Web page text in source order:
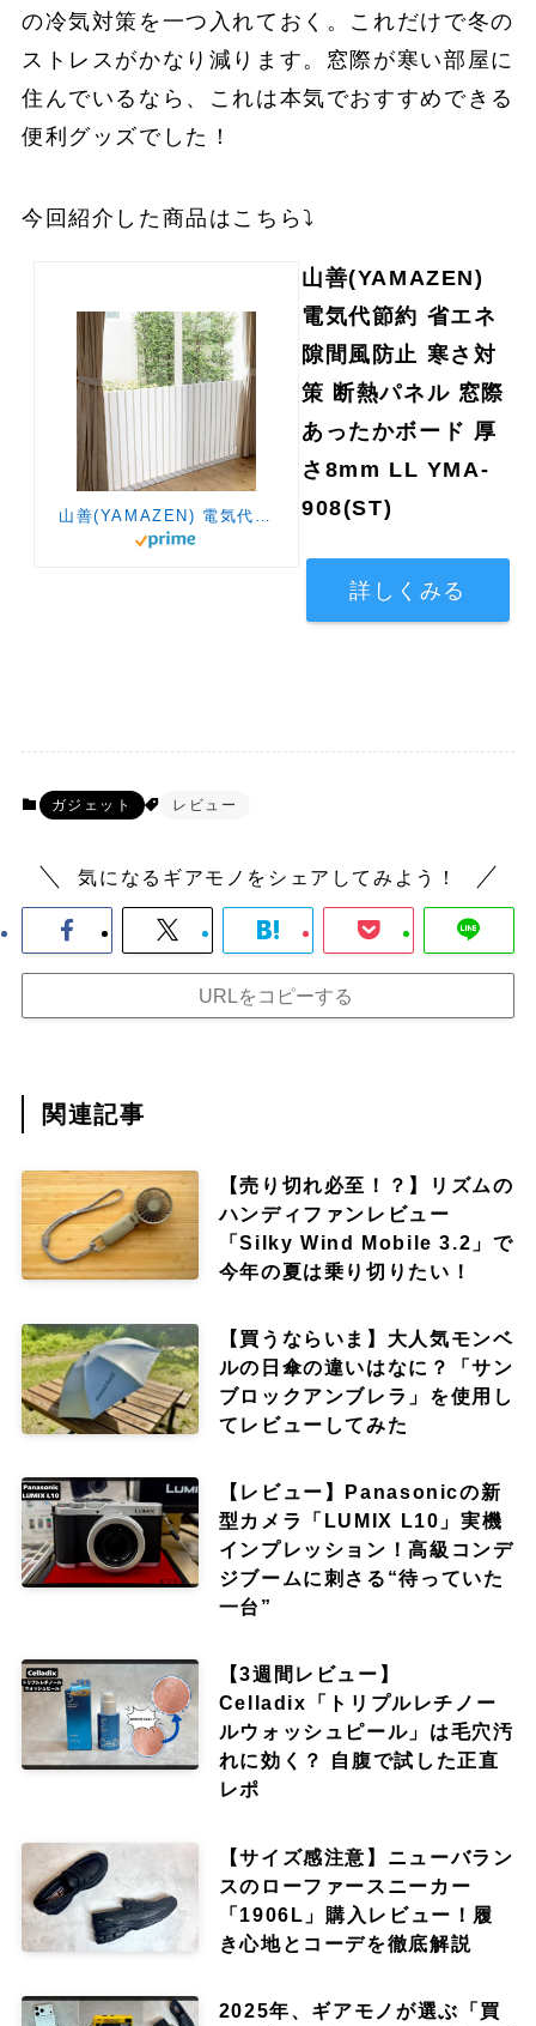
の冷気対策を一つ入れておく。これだけで冬の
ストレスがかなり減ります。窓際が寒い部屋に
住んでいるなら、これは本気でおすすめできる
便利グッズでした！
今回紹介した商品はこちら⤵️
山善(YAMAZEN) 電気代節約 省エネ 隙間風防止 寒さ対策 断熱パネル 窓際あったかボード 厚さ8mm LL YMA-908(ST)
山善(YAMAZEN)
電気代節約 省エネ
隙間風防止 寒さ対
策 断熱パネル 窓際
あったかボード 厚
さ8mm LL YMA-
908(ST)
詳しくみる
ガジェット レビュー
気になるギアモノをシェアしてみよう！
URLをコピーする
関連記事
【売り切れ必至！？】リズムの
ハンディファンレビュー
「Silky Wind Mobile 3.2」で
今年の夏は乗り切りたい！
【買うならいま】大人気モンベ
ルの日傘の違いはなに？「サン
ブロックアンブレラ」を使用し
てレビューしてみた
【レビュー】Panasonicの新
型カメラ「LUMIX L10」実機
インプレッション！高級コンデ
ジブームに刺さる“待っていた
一台”
【3週間レビュー】
Celladix「トリプルレチノー
ルウォッシュピール」は毛穴汚
れに効く？ 自腹で試した正直
レポ
【サイズ感注意】ニューバラン
スのローファースニーカー
「1906L」購入レビュー！履
き心地とコーデを徹底解説
2025年、ギアモノが選ぶ「買